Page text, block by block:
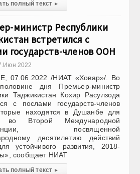
полный текст ▸
министр Республики
встретился с
государств-членов ООН
2022
07.06.2022 /НИАТ «Ховар»/. Во
дня Премьер-министр
Таджикистан Кохир Расулзода
с послами государств-членов
находятся в Душанбе для
во Второй Международной
посвященной
десятилетию действий
устойчивого развития, 2018-
сообщает НИАТ
полный текст ▸